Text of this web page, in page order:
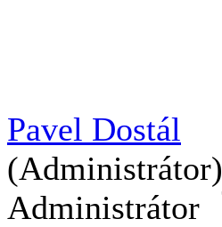
Pavel Dostál
(Administrátor)
Administrátor